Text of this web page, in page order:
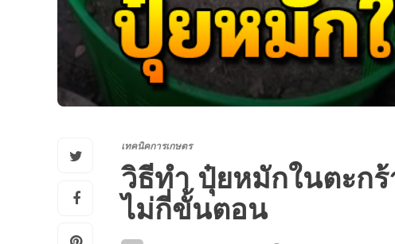
เทคนิคการเกษตร
วิธีทำ ปุ๋ยหมักในตะก
ไม่กี่ขั้นตอน